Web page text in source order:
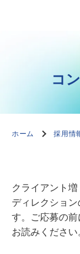
コ
ホーム 採用情
クライアント
ディレクショ
す。ご応募の前
お読みください